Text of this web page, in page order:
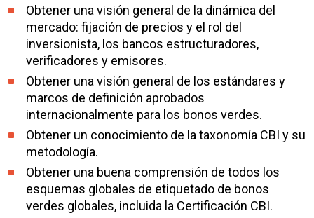
Obtener una visión general de la dinámica del
mercado: fijación de precios y el rol del
inversionista, los bancos estructuradores,
verificadores y emisores.
Obtener una visión general de los estándares y
marcos de definición aprobados
internacionalmente para los bonos verdes.
Obtener un conocimiento de la taxonomía CBI y su
metodología.
Obtener una buena comprensión de todos los
esquemas globales de etiquetado de bonos
verdes globales, incluida la Certificación CBI.